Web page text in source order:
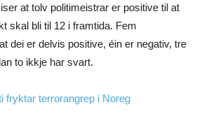
at tolv politimeistrar er positive til at
skal bli til 12 i framtida. Fem
dei er delvis positive, éin er negativ, tre
to ikkje har svart.
fryktar terrorangrep i Noreg